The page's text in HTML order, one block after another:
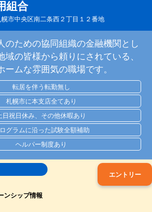
組合
市中央区南二条西２丁目１２番地
のための協同組織の金融機関とし
域の皆様から頼りにされている、
ームな雰囲気の職場です。
転居を伴う転勤無し
札幌市に本支店全てあり
日祝日休み、その他休暇あり
グラムに沿った試験全額補助
ヘルパー制度あり
ンシップ情報
エントリー